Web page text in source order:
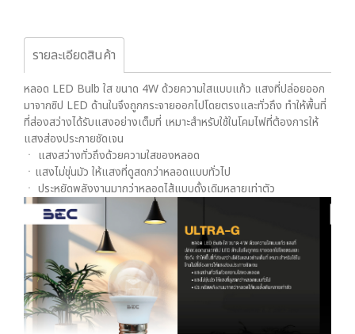
รายละเอียดสินค้า
หลอด LED Bulb ใส ขนาด 4W ด้วยความใสแบบแก้ว แสงที่ปล่อยออก
มาจากซิป LED ด้านในจึงถูกกระจายออกไปโดยตรงและทั่วถึง ทำให้พื้นที่
ที่ส่องสว่างได้รับแสงอย่างเต็มที่ เหมาะสำหรับใช้ในโคมไฟที่ต้องการให้
แสงส่องประกายชัดเจน
ㆍ แสงสว่างทั่วถึงด้วยความใสของหลอด
ㆍแสงไม่ขุ่นมัว ให้แสงที่ดูสดกว่าหลอดแบบทั่วไป
ㆍ ประหยัดพลังงานมากว่าหลอดไส้แบบดั้งเดิมหลายเท่าตัว